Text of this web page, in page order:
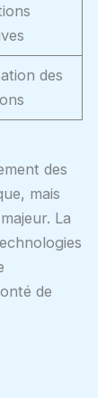
des
des
mais
La
de